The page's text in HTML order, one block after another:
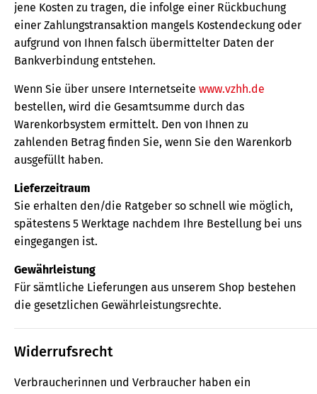
jene Kosten zu tragen, die infolge einer Rückbuchung
einer Zahlungstransaktion mangels Kostendeckung oder
aufgrund von Ihnen falsch übermittelter Daten der
Bankverbindung entstehen.
Wenn Sie über unsere Internetseite www.vzhh.de
bestellen, wird die Gesamtsumme durch das
Warenkorbsystem ermittelt. Den von Ihnen zu
zahlenden Betrag finden Sie, wenn Sie den Warenkorb
ausgefüllt haben.
Lieferzeitraum
Sie erhalten den/die Ratgeber so schnell wie möglich,
spätestens 5 Werktage nachdem Ihre Bestellung bei uns
eingegangen ist.
Gewährleistung
Für sämtliche Lieferungen aus unserem Shop bestehen
die gesetzlichen Gewährleistungsrechte.
Widerrufsrecht
Verbraucherinnen und Verbraucher haben ein